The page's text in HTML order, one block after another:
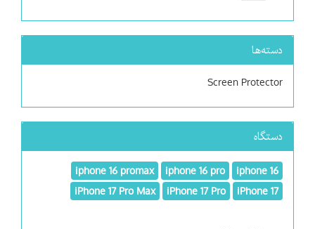
دسته‌ها
Screen Protector
دستگاه
iphone 16
iphone 16 pro
iphone 16 promax
iPhone 17
iPhone 17 Pro
iPhone 17 Pro Max